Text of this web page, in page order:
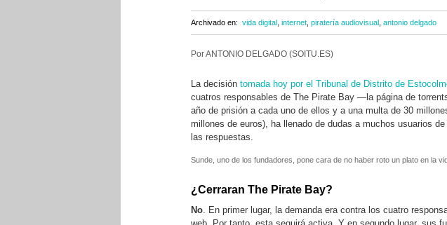
Archivado en: vida digital internet piratería audiovisual antonio delgado
Por ANTONIO DELGADO (SOITU.ES)
La decisión tomada hoy por el Tribunal de Distrito de
cuatros responsables de The Pirate Bay —la página de
año de prisión a cada uno de ellos y a una multa de 30
millones de euros), ha llenado de dudas a muchos usuarios
las respuestas.
Sunde, uno de los fundadores, pone cara de no haber roto un plato en la
¿Cerraran The Pirate Bay?
No. En primer lugar, la demanda era contra los cuatro